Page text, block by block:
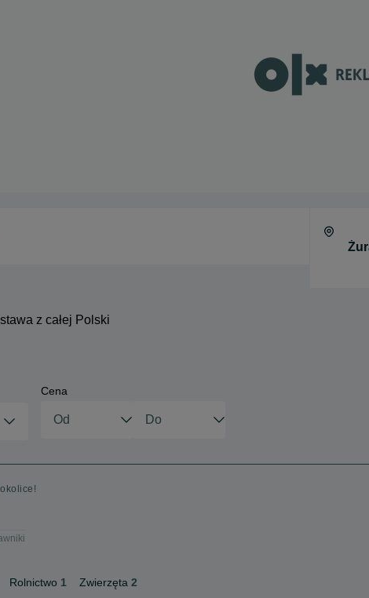
z całej Polski
Cena
Rolnictwo 1 Zwierzęta 2